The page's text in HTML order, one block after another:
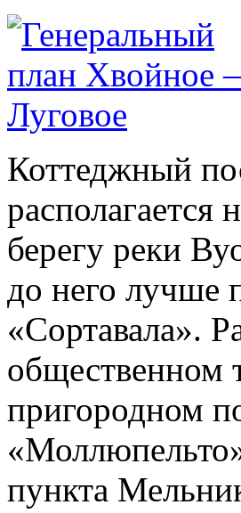
Коттеджный
располагается
берегу реки
до него лучше
«Сортавала».
общественном
пригородном
пункта